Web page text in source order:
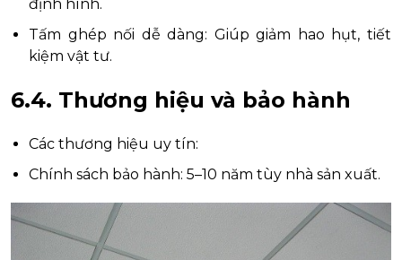
định hình.
Tấm ghép nối dễ dàng: Giúp giảm hao hụt, tiết
kiệm vật tư.
6.4. Thương hiệu và bảo hành
Các thương hiệu uy tín:
Chính sách bảo hành: 5–10 năm tùy nhà sản xuất.